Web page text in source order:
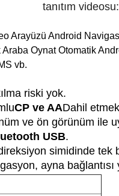
tanıtım videosu:
Arayüzü Android
Araba Oynat Otomatik
vb.
riski yok.
CP ve AADahil etmek
ve ön görünüm ile
USB.
simidinde tek
ayna bağlantısı